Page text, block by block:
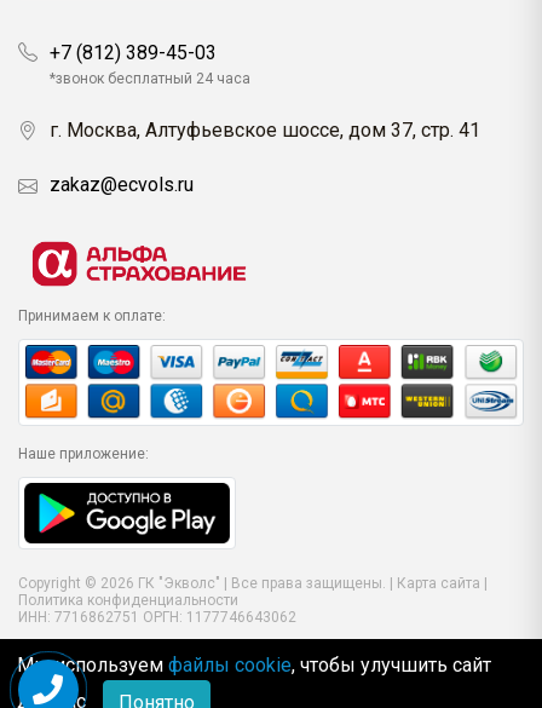
+7 (812) 389-45-03
*звонок бесплатный 24 часа
г. Москва, Алтуфьевское шоссе, дом 37, стр. 41
zakaz@ecvols.ru
Принимаем к оплате:
Наше приложение:
Copyright © 2026 ГК "Экволс" | Все права защищены. | Карта сайта
Политика конфиденциальности
ИНН: 7716862751 ОРГН: 1177746643062
Мы используем файлы cookie, чтобы улучшить сайт
для Вас
Понятно